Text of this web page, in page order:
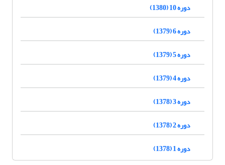
دوره 10 (1380)
دوره 6 (1379)
دوره 5 (1379)
دوره 4 (1379)
دوره 3 (1378)
دوره 2 (1378)
دوره 1 (1378)